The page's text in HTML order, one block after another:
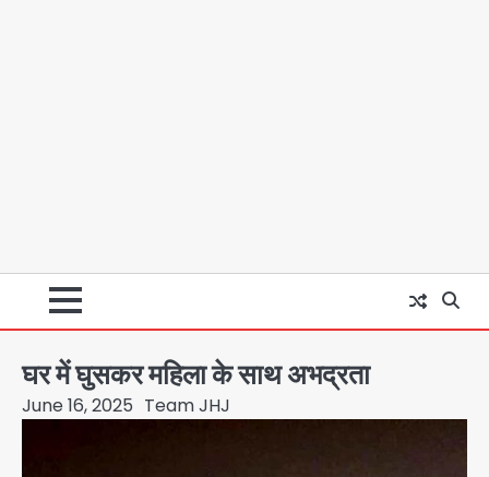
घर में घुसकर महिला के साथ अभद्रता
June 16, 2025 Team JHJ